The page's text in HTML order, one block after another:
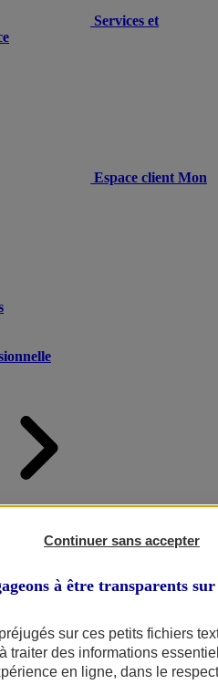
Services et
Espace client Mon
Continuer sans accepter
à être transparents
sur ces petits fichiers
traiter des informations
en ligne, dans le